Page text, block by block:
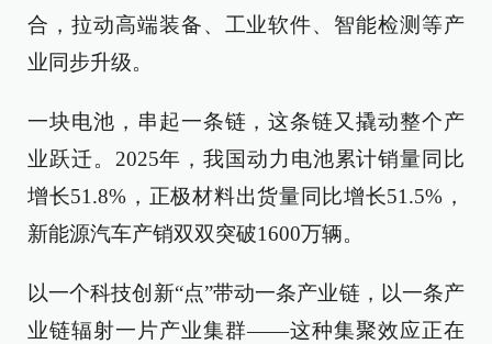
合，拉动高端装备、工业软件、智能检测等产
业同步升级。
一块电池，串起一条链，这条链又撬动整个产
业跃迁。2025年，我国动力电池累计销量同比
增长51.8%，正极材料出货量同比增长51.5%，
新能源汽车产销双双突破1600万辆。
以一个科技创新“点”带动一条产业链，以一条产
业链辐射一片产业集群——这种集聚效应正在